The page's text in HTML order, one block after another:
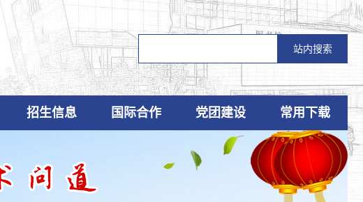
招生信息 国际合作 党团建设 常用下载